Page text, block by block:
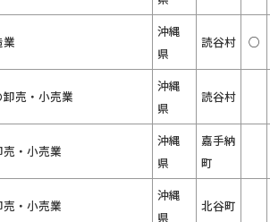
業
沖縄
県
読谷村 ○
卸売・小売業
沖縄
県
読谷村
・小売業
沖縄
県
嘉手納
町
・小売業
沖縄
県
北谷町